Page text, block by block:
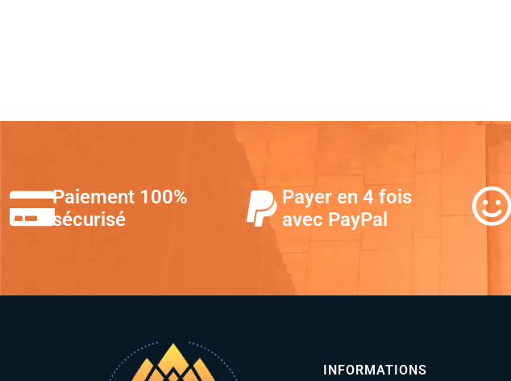
Paiement 100%
sécurisé
Payer en 4 fois
avec PayPal
INFORMATIONS